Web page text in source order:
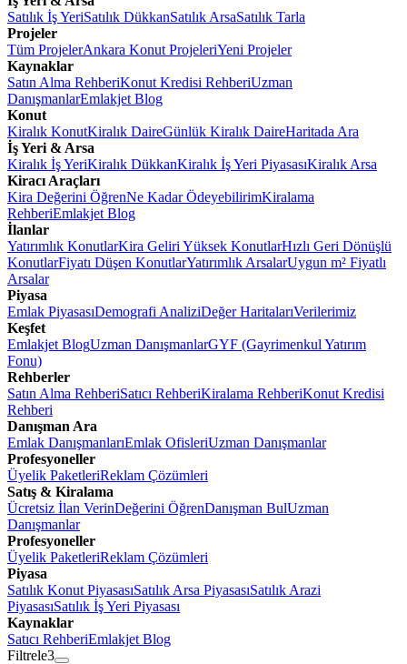
Satılık İş YeriSatılık DükkanSatılık ArsaSatılık Tarla
Projeler
Tüm ProjelerAnkara Konut ProjeleriYeni Projeler
Kaynaklar
Satın Alma RehberiKonut Kredisi RehberiUzman
DanışmanlarEmlakjet Blog
Konut
Kiralık KonutKiralık DaireGünlük Kiralık DaireHaritada Ara
İş Yeri & Arsa
Kiralık İş YeriKiralık DükkanKiralık İş Yeri PiyasasıKiralık Arsa
Kiracı Araçları
Kira Değerini ÖğrenNe Kadar ÖdeyebilirimKiralama
RehberiEmlakjet Blog
İlanlar
Yatırımlık KonutlarKira Geliri Yüksek KonutlarHızlı Geri Dönüşlü
KonutlarFiyatı Düşen KonutlarYatırımlık ArsalarUygun m² Fiyatlı
Arsalar
Piyasa
Emlak PiyasasıDemografi AnaliziDeğer HaritalarıVerilerimiz
Keşfet
Emlakjet BlogUzman DanışmanlarGYF (Gayrimenkul Yatırım
Fonu)
Rehberler
Satın Alma RehberiSatıcı RehberiKiralama RehberiKonut Kredisi
Rehberi
Danışman Ara
Emlak DanışmanlarıEmlak OfisleriUzman Danışmanlar
Profesyoneller
Üyelik PaketleriReklam Çözümleri
Satış & Kiralama
Ücretsiz İlan VerinDeğerini ÖğrenDanışman BulUzman
Danışmanlar
Profesyoneller
Üyelik PaketleriReklam Çözümleri
Piyasa
Satılık Konut PiyasasıSatılık Arsa PiyasasıSatılık Arazi
PiyasasıSatılık İş Yeri Piyasası
Kaynaklar
Satıcı RehberiEmlakjet Blog
Filtrele3